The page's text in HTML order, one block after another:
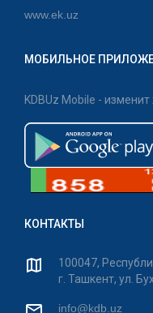
www.ek.uz
МОБИЛЬНОЕ
KDBUz Mobile -
КОНТАКТЫ
100047,
г. Ташкент, ул.
info@kdb.uz